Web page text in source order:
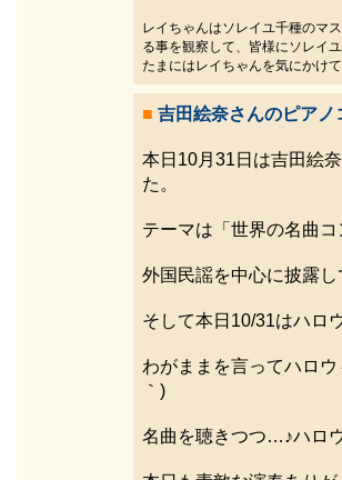
レイちゃんはソレイユ千種のマ
る事を観察して、皆様にソレイ
たまにはレイちゃんを気にかけ
■ 吉田絵奈さんのピアノ
本日10月31日は吉田絵
た。
テーマは「世界の名曲コ
外国民謡を中心に披露
そして本日10/31はハロ
わがままを言ってハロ
｀)
名曲を聴きつつ…♪ハロ